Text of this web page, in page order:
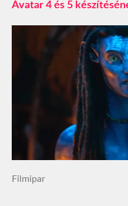
Avatar 4 és 5
Filmipar